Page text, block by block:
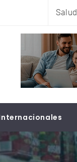
Salud